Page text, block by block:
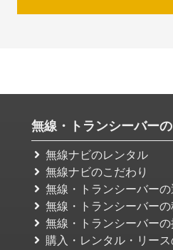
無線・トランシーバー
無線ナビのレンタル
無線ナビのこだわり
無線・トランシーバー
無線・トランシーバー
無線・トランシーバー
購入・レンタル・リー